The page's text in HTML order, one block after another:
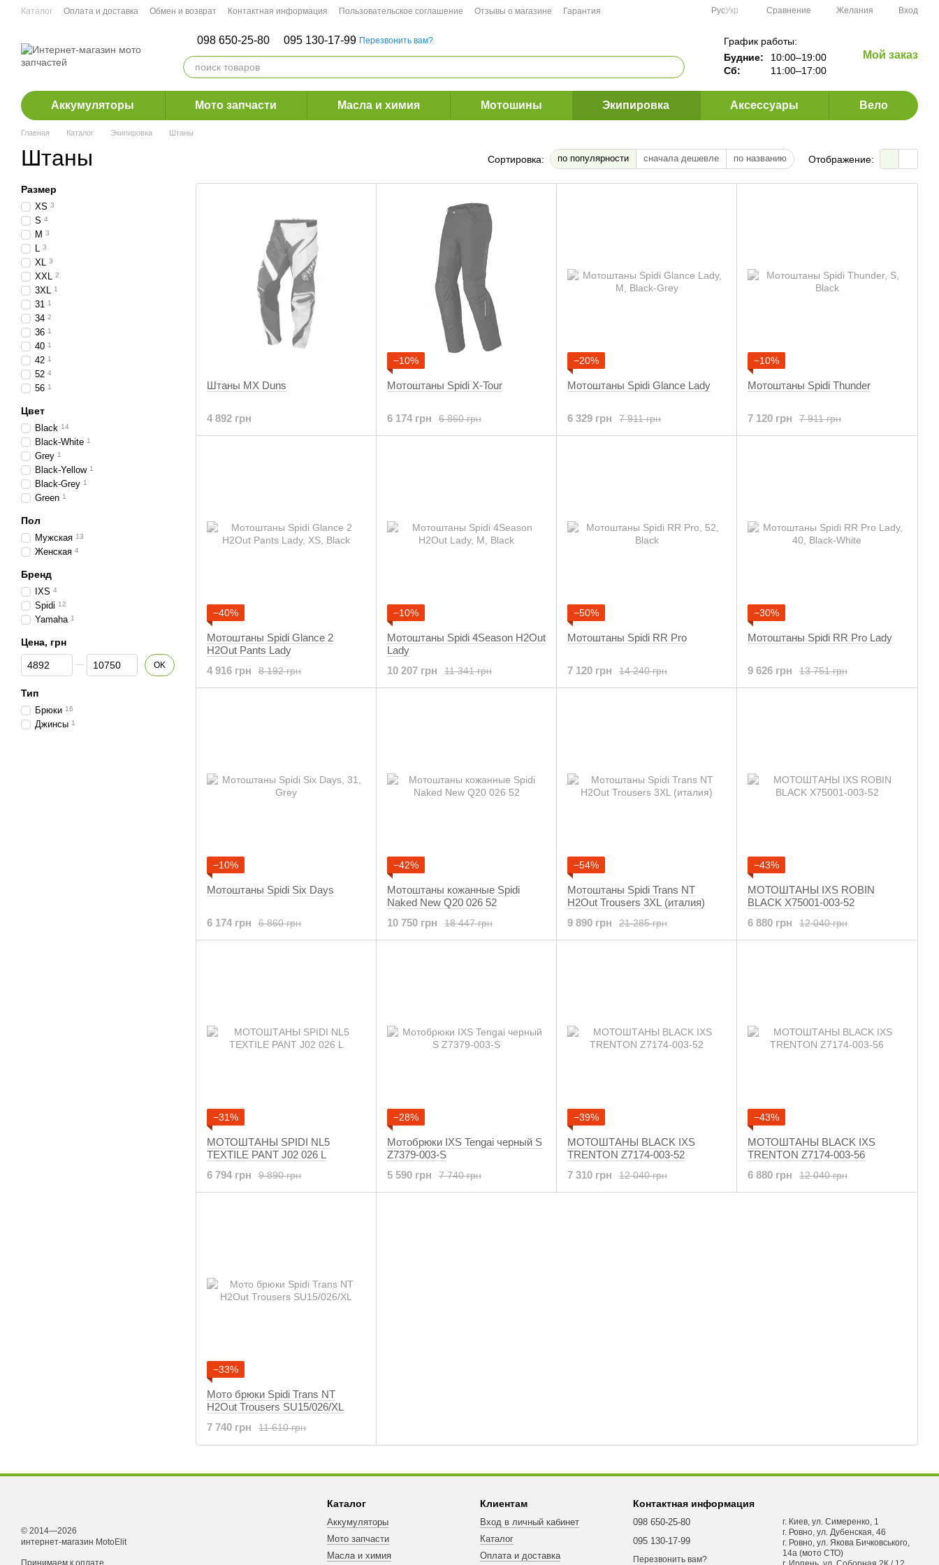
Перейти к основному контенту
Каталог Оплата и доставка Обмен и возврат Контактная информация Пользовательское соглашение Отзывы о магазине
Гарантия
РусУкр Сравнение Желания Вход
098 650-25-80 095 130-17-99 Перезвонить вам?
График работы:
Будние:
10:00–19:00
Сб:
11:00–17:00
Мой заказ
Аккумуляторы Мото запчасти Масла и химия Мотошины Экипировка Аксессуары Вело
Главная Каталог Экипировка Штаны
Штаны Сортировка: по популярности сначала дешевле по названию Отображение:
Штаны MX Duns
4 892 грн
−10%
Мотоштаны Spidi X-Tour
6 860 грн
6 174 грн
−20%
Мотоштаны Spidi Glance Lady
7 911 грн
6 329 грн
−10%
Мотоштаны Spidi Thunder
7 911 грн
7 120 грн
−40%
Мотоштаны Spidi Glance 2
H2Out Pants Lady
8 192 грн
4 916 грн
−10%
Мотоштаны Spidi 4Season H2Out
Lady
11 341 грн
10 207 грн
−50%
Мотоштаны Spidi RR Pro
14 240 грн
7 120 грн
−30%
Мотоштаны Spidi RR Pro Lady
13 751 грн
9 626 грн
−10%
Мотоштаны Spidi Six Days
6 860 грн
6 174 грн
−42%
Мотоштаны кожанные Spidi
Naked New Q20 026 52
18 447 грн
10 750 грн
−54%
Мотоштаны Spidi Trans NT
H2Out Trousers 3XL (италия)
21 285 грн
9 890 грн
−43%
МОТОШТАНЫ IXS ROBIN
BLACK X75001-003-52
12 040 грн
6 880 грн
−31%
МОТОШТАНЫ SPIDI NL5
TEXTILE PANT J02 026 L
9 890 грн
6 794 грн
−28%
Мотобрюки IXS Tengai черный S
Z7379-003-S
7 740 грн
5 590 грн
−39%
МОТОШТАНЫ BLACK IXS
TRENTON Z7174-003-52
12 040 грн
7 310 грн
−43%
МОТОШТАНЫ BLACK IXS
TRENTON Z7174-003-56
12 040 грн
6 880 грн
−33%
Мото брюки Spidi Trans NT
H2Out Trousers SU15/026/XL
11 610 грн
7 740 грн
Размер
XS 3
S 4
M 3
L 3
XL 3
XXL 2
3XL 1
31 1
34 2
36 1
40 1
42 1
52 4
56 1
Цвет
Black 14
Black-White 1
Grey 1
Black-Yellow 1
Black-Grey 1
Green 1
Пол
Мужская 13
Женская 4
Бренд
IXS 4
Spidi 12
Yamaha 1
Цена, грн
От Цена, грн
До Цена, грн OK
Тип
Брюки 16
Джинсы 1
© 2014—2026
интернет-магазин MotoElit
Принимаем к оплате
Каталог
Аккумуляторы
Мото запчасти
Масла и химия
Клиентам
Вход в личный кабинет
Каталог
Оплата и доставка
Контактная информация
098 650-25-80
095 130-17-99
Перезвонить вам?
г. Киев, ул. Симеренко, 1
г. Ровно, ул. Дубенская, 46
г. Ровно, ул. Якова Бичковського,
14а (мото СТО)